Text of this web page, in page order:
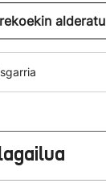
alderatu